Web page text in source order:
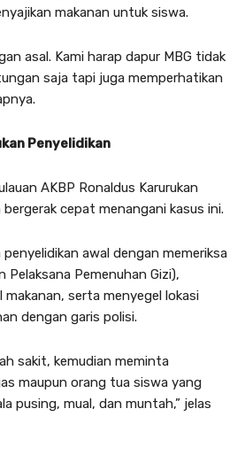
makanan untuk siswa.
asal. Kami harap dapur MBG tidak
saja tapi juga memperhatikan
Penyelidikan
AKBP Ronaldus Karurukan
cepat menangani kasus ini.
awal dengan memeriksa
Pelaksana Pemenuhan Gizi),
makanan, serta menyegel lokasi
dengan garis polisi.
sakit, kemudian meminta
maupun orang tua siswa yang
pusing, mual, dan muntah,” jelas